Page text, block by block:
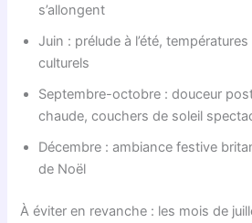
s’allongent
Juin : prélude à l’été,
culturels
Septembre-octobre : douceur
chaude, couchers de soleil
Décembre : ambiance festive
de Noël
À éviter en revanche : les mois de